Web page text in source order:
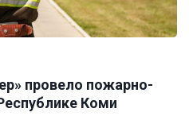
провело пожарно-
Коми